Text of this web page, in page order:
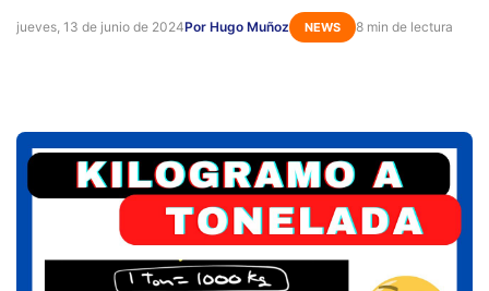
jueves, 13 de junio de 2024Por Hugo Muñoz NEWS 8 min de lectura